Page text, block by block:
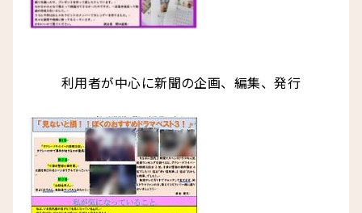
利用者が中心に新聞の企画、編集、発行